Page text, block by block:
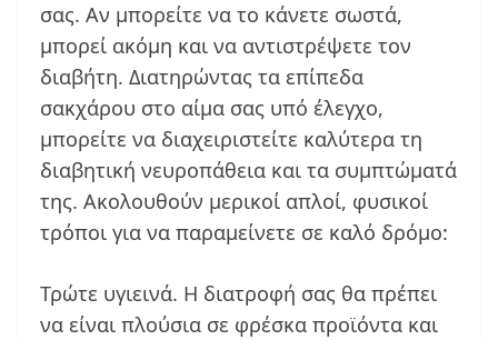
σας. Αν μπορείτε να το κάνετε σωστά,
μπορεί ακόμη και να αντιστρέψετε τον
διαβήτη. Διατηρώντας τα επίπεδα
σακχάρου στο αίμα σας υπό έλεγχο,
μπορείτε να διαχειριστείτε καλύτερα τη
διαβητική νευροπάθεια και τα συμπτώματά
της. Ακολουθούν μερικοί απλοί, φυσικοί
τρόποι για να παραμείνετε σε καλό δρόμο:
Τρώτε υγιεινά. Η διατροφή σας θα πρέπει
να είναι πλούσια σε φρέσκα προϊόντα και